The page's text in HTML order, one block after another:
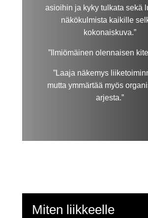
asioihin ja kyky tulkata sekä
näkökulmista kaikille
kokonaiskuva.”
”Ilmiömäinen olennaisen
”Laaja näkemys
mutta ymmärtää myös
arjesta.”
Miten liikkeelle